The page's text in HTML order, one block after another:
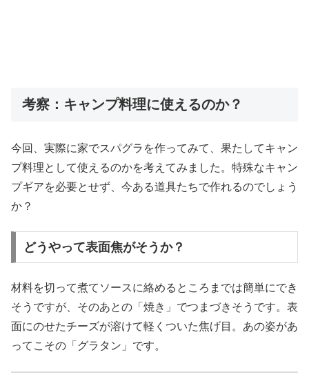
考察：キャンプ料理に使えるのか？
今回、実際に家でスパグラを作ってみて、果たしてキャン
プ料理として使えるのかを考えてみました。特殊なキャン
プギアを必要とせず、今ある道具たちで作れるのでしょう
か？
どうやって表面焦がそうか？
材料を切って煮てソースに絡めるところまでは簡単にでき
そうですが、そのあとの「焼き」でつまづきそうです。表
面にのせたチーズが溶けて軽くついた焦げ目。あの姿があ
ってこその「グラタン」です。